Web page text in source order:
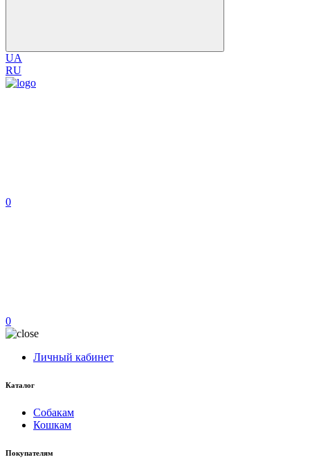
UA
RU
0
0
Личный кабинет
Каталог
Собакам
Кошкам
Покупателям